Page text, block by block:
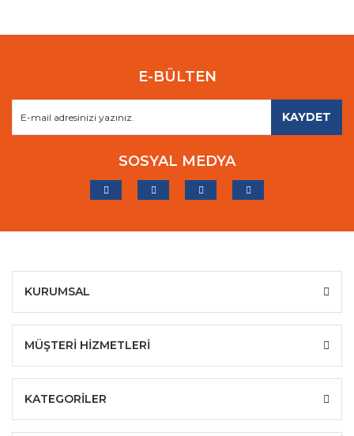
E-BÜLTEN
KAYDET
SOSYAL MEDYA
KURUMSAL
MÜŞTERİ HİZMETLERİ
KATEGORİLER